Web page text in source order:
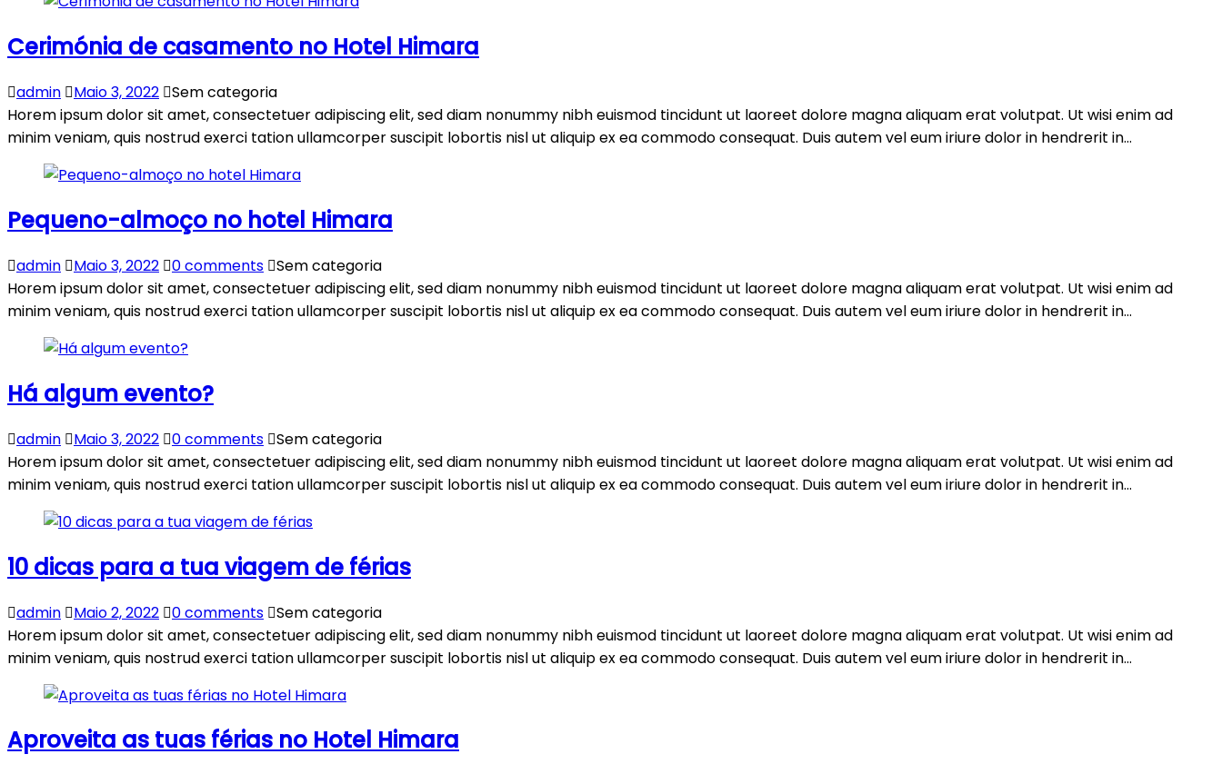
Cerimónia de casamento no Hotel Himara
admin Maio 3, 2022
Sem categoria
Horem ipsum dolor sit amet, consectetuer adipiscing elit, sed diam nonummy nibh euismod tincidunt ut laoreet dolore magna aliquam erat volutpat. Ut wisi enim ad
minim veniam, quis nostrud exerci tation ullamcorper suscipit lobortis nisl ut aliquip ex ea commodo consequat. Duis autem vel eum iriure dolor in hendrerit in...
Pequeno-almoço no hotel Himara
admin Maio 3, 2022 0 comments
Sem categoria
Horem ipsum dolor sit amet, consectetuer adipiscing elit, sed diam nonummy nibh euismod tincidunt ut laoreet dolore magna aliquam erat volutpat. Ut wisi enim ad
minim veniam, quis nostrud exerci tation ullamcorper suscipit lobortis nisl ut aliquip ex ea commodo consequat. Duis autem vel eum iriure dolor in hendrerit in...
Há algum evento?
admin Maio 3, 2022 0 comments
Sem categoria
Horem ipsum dolor sit amet, consectetuer adipiscing elit, sed diam nonummy nibh euismod tincidunt ut laoreet dolore magna aliquam erat volutpat. Ut wisi enim ad
minim veniam, quis nostrud exerci tation ullamcorper suscipit lobortis nisl ut aliquip ex ea commodo consequat. Duis autem vel eum iriure dolor in hendrerit in...
10 dicas para a tua viagem de férias
admin Maio 2, 2022 0 comments
Sem categoria
Horem ipsum dolor sit amet, consectetuer adipiscing elit, sed diam nonummy nibh euismod tincidunt ut laoreet dolore magna aliquam erat volutpat. Ut wisi enim ad
minim veniam, quis nostrud exerci tation ullamcorper suscipit lobortis nisl ut aliquip ex ea commodo consequat. Duis autem vel eum iriure dolor in hendrerit in...
Aproveita as tuas férias no Hotel Himara